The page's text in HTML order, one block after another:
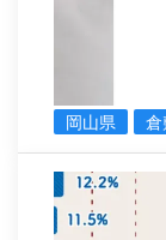
岡山県
倉